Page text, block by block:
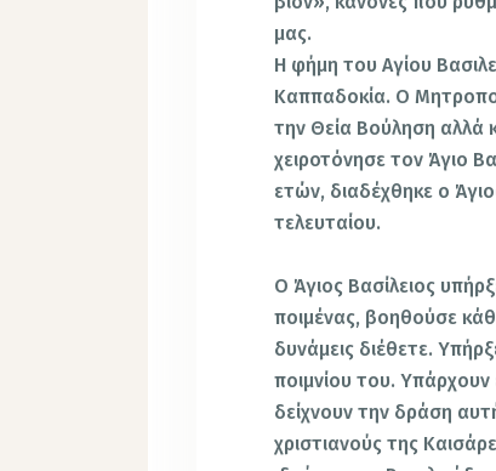
μας.
Η φήμη του Αγίου
Καππαδοκία. Ο
την Θεία Βούληση αλλά
χειροτόνησε τον Άγιο
ετών, διαδέχθηκε ο
τελευταίου.
Ο Άγιος Βασίλειος
ποιμένας, βοηθούσε
δυνάμεις διέθετε.
ποιμνίου του.
δείχνουν την δράση
χριστιανούς της